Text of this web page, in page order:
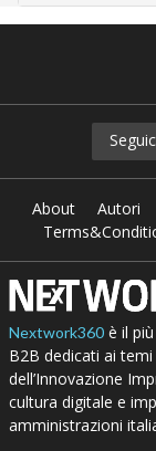
About Autori
Nextwork360è il più
B2B dedicati ai
dell’Innovazione
cultura digitale e
amministrazioni